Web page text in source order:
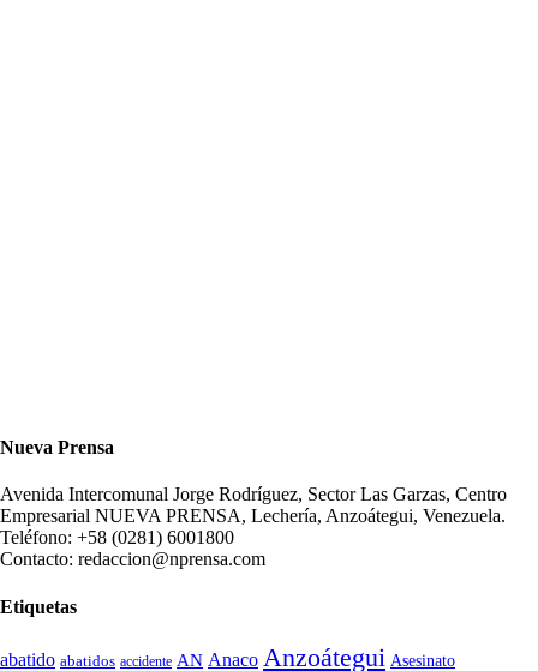
Nueva Prensa
Avenida Intercomunal Jorge Rodríguez, Sector Las Garzas, Centro
Empresarial NUEVA PRENSA, Lechería, Anzoátegui, Venezuela.
Teléfono: +58 (0281) 6001800
Contacto: redaccion@nprensa.com
Etiquetas
abatido abatidos accidente AN Anaco Anzoátegui Asesinato